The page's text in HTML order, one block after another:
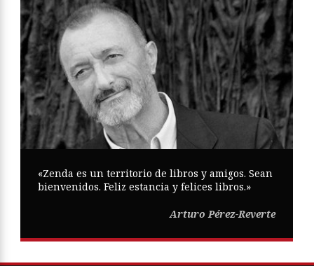
«Zenda es un territorio de libros y amigos. Sean
bienvenidos. Feliz estancia y felices libros.»
Arturo Pérez-Reverte